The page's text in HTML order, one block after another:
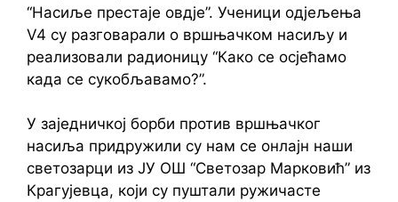
“Насиље престаје овдје”. Ученици одјељења
V4 су разговарали о вршњачком насиљу и
реализовали радионицу “Како се осјећамо
када се сукобљавамо?”.
У заједничкој борби против вршњачког
насиља придружили су нам се онлајн наши
светозарци из ЈУ ОШ “Светозар Марковић” из
Крагујевца, који су пуштали ружичасте